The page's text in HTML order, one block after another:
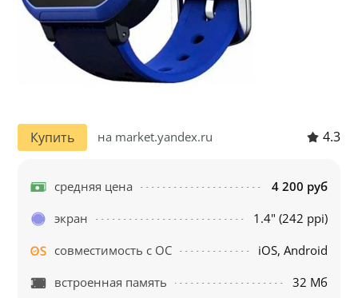
Купить на market.yandex.ru 4.3
средняя цена
4 200 руб
экран
1.4" (242 ppi)
совместимость с ОС
iOS, Android
встроенная память
32 Мб